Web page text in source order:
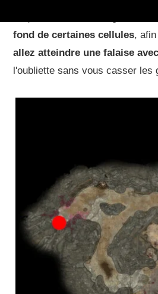
fond de certaines cellules,
allez atteindre une falaise
l'oubliette sans vous casser les